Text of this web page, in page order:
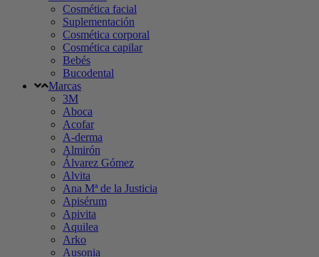
Cosmética facial
Suplementación
Cosmética corporal
Cosmética capilar
Bebés
Bucodental
Marcas
3M
Aboca
Acofar
A-derma
Almirón
Álvarez Gómez
Alvita
Ana Mª de la Justicia
Apisérum
Apivita
Aquilea
Arko
Ausonia